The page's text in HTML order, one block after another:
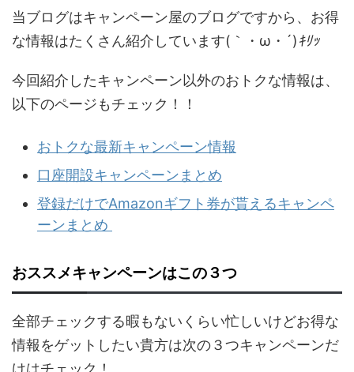
当ブログはキャンペーン屋のブログですから、お得
な情報はたくさん紹介しています(｀・ω・´)ｷﾘｯ
今回紹介したキャンペーン以外のおトクな情報は、
以下のページもチェック！！
おトクな最新キャンペーン情報
口座開設キャンペーンまとめ
登録だけでAmazonギフト券が貰えるキャンペ
ーンまとめ
おススメキャンペーンはこの３つ
全部チェックする暇もないくらい忙しいけどお得な
情報をゲットしたい貴方は次の３つキャンペーンだ